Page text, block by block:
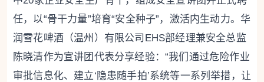
任，以“骨干力量”培育“安全种子”，激活内生动力。华
润雪花啤酒（温州）有限公司EHS部经理兼安全总监
陈晓清作为宣讲团代表分享经验：“我们通过危险作业
审批信息化、建立‘隐患随手拍’系统等一系列举措，让